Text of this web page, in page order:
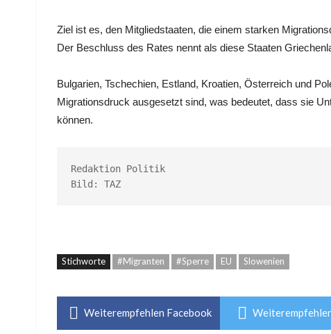
Ziel ist es, den Mitgliedstaaten, die einem starken
Der Beschluss des Rates nennt als diese Staaten
Bulgarien, Tschechien, Estland, Kroatien, Österreich und
Migrationsdruck ausgesetzt sind, was bedeutet, dass sie
können.
Redaktion Politik
Bild: TAZ
Stichworte #Migranten #Sperre EU Slowenien
Weiterempfehlen Facebook